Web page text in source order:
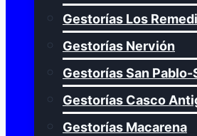
Gestorías Los
Gestorías Nervión
Gestorías San
Gestorías Casco
Gestorías Macarena